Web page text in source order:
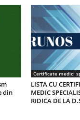
din
Certificate medici
LISTA CU
MEDIC
RIDICA DE LA